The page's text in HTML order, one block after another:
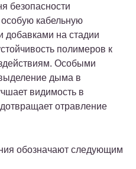
безопасности
кабельную
на стадии
полимеров к
Особыми
дыма в
видимость в
отравление
обозначают следующим